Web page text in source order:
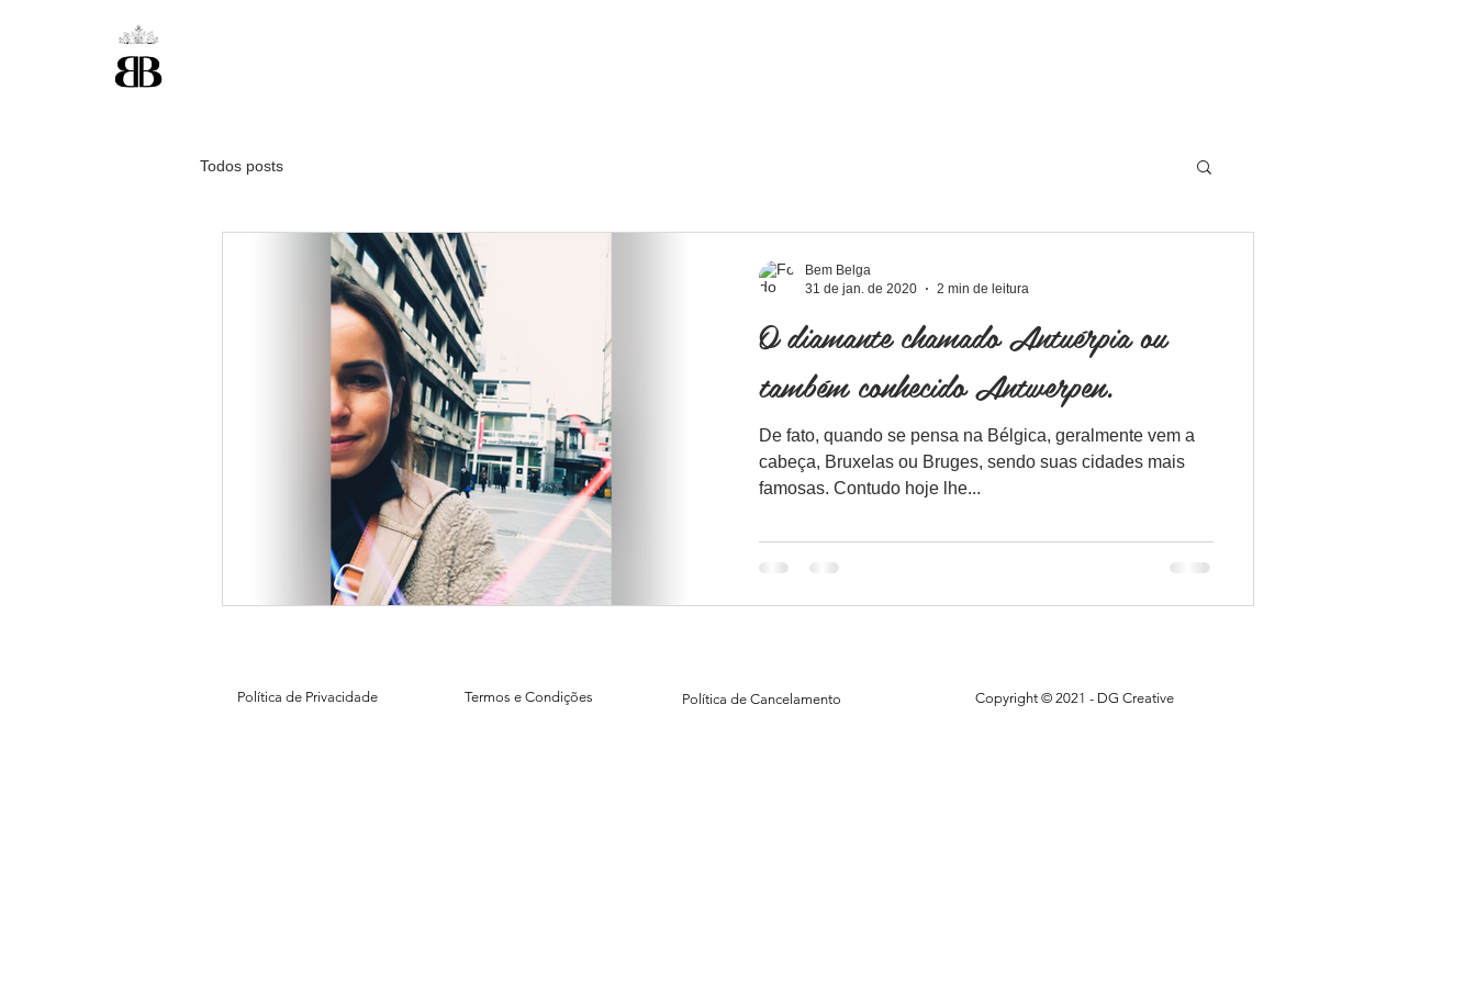
Todos posts
O diamante chamado Antuérpia ou
também conhecido Antwerpen.
De fato, quando se pensa na Bélgica, geralmente vem a
cabeça, Bruxelas ou Bruges, sendo suas cidades mais
famosas. Contudo hoje lhe...
Bem Belga
31 de jan. de 2020
2 min de leitura
Política de Privacidade Termos e Condições Política de Cancelamento Copyright © 2021 - DG Creative